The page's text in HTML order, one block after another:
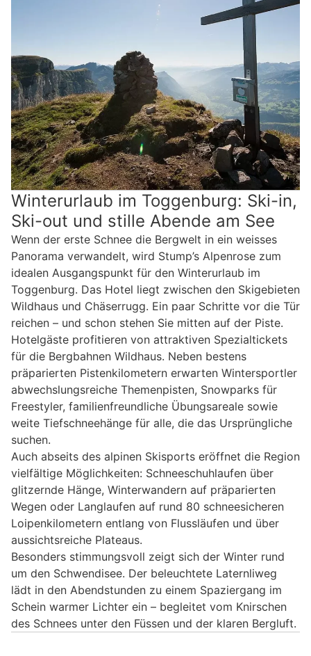
Winterurlaub im Toggenburg: Ski-in,
Ski-out und stille Abende am See
Wenn der erste Schnee die Bergwelt in ein weisses
Panorama verwandelt, wird Stump’s Alpenrose zum
idealen Ausgangspunkt für den Winterurlaub im
Toggenburg. Das Hotel liegt zwischen den Skigebieten
Wildhaus und Chäserrugg. Ein paar Schritte vor die Tür
reichen – und schon stehen Sie mitten auf der Piste.
Hotelgäste profitieren von attraktiven Spezialtickets
für die Bergbahnen Wildhaus. Neben bestens
präparierten Pistenkilometern erwarten Wintersportler
abwechslungsreiche Themenpisten, Snowparks für
Freestyler, familienfreundliche Übungsareale sowie
weite Tiefschneehänge für alle, die das Ursprüngliche
suchen.
Auch abseits des alpinen Skisports eröffnet die Region
vielfältige Möglichkeiten: Schneeschuhlaufen über
glitzernde Hänge, Winterwandern auf präparierten
Wegen oder Langlaufen auf rund 80 schneesicheren
Loipenkilometern entlang von Flussläufen und über
aussichtsreiche Plateaus.
Besonders stimmungsvoll zeigt sich der Winter rund
um den Schwendisee. Der beleuchtete Laternliweg
lädt in den Abendstunden zu einem Spaziergang im
Schein warmer Lichter ein – begleitet vom Knirschen
des Schnees unter den Füssen und der klaren Bergluft.